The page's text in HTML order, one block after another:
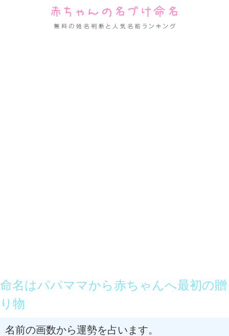
命名はパパママから赤ちゃんへ最初の贈
り物
名前の画数から運勢を占います。